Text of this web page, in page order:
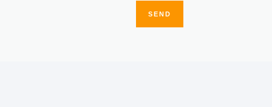
SEND